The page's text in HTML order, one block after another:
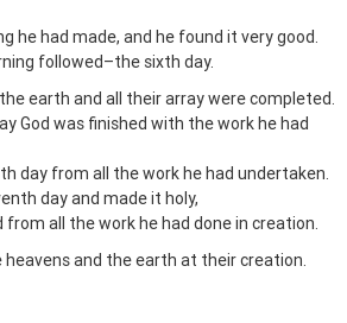
he had made, and he found it very good.
followed–the sixth day.
earth and all their array were completed.
God was finished with the work he had
day from all the work he had undertaken.
day and made it holy,
all the work he had done in creation.
and the earth at their creation.